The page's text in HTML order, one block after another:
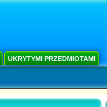
UKRYTYMI PRZEDMIOTAMI